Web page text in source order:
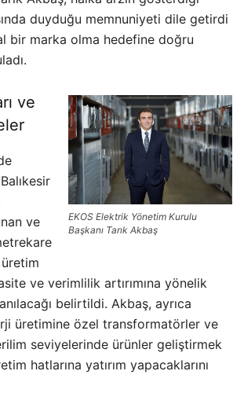
duyduğu memnuniyeti dile getirdi
bir marka olma hedefine doğru
EKOS Elektrik Yönetim Kurulu
Başkanı Tarık Akbaş
ve
ve
ve verimlilik artırımına yönelik
belirtildi. Akbaş, ayrıca
üretimine özel transformatörler ve
seviyelerinde ürünler geliştirmek
hatlarına yatırım yapacaklarını